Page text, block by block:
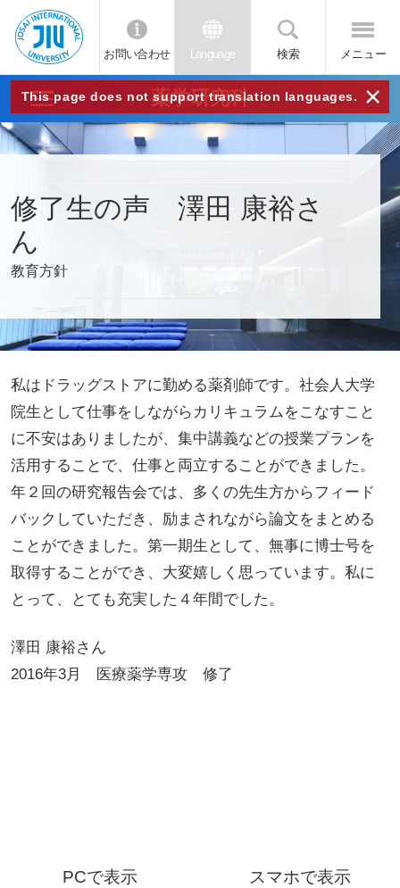
JIU
城西
国際
大学
お問い合わせ Language 検索 メニュー
This page does not support translation languages. ×
薬学研究科
修了生の声 澤田 康裕さ
ん
教育方針
私はドラッグストアに勤める薬剤師です。社会人大学
院生として仕事をしながらカリキュラムをこなすこと
に不安はありましたが、集中講義などの授業プランを
活用することで、仕事と両立することができました。
年２回の研究報告会では、多くの先生方からフィード
バックしていただき、励まされながら論文をまとめる
ことができました。第一期生として、無事に博士号を
取得することができ、大変嬉しく思っています。私に
とって、とても充実した４年間でした。
澤田 康裕さん
2016年3月 医療薬学専攻 修了
PCで表示 スマホで表示